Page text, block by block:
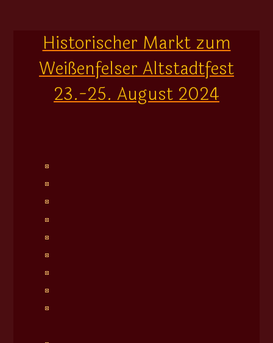
Historischer Markt zum
Weißenfelser Altstadtfest
23.-25. August 2024